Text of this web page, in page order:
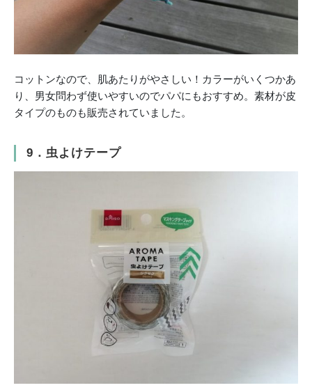
コットンなので、肌あたりがやさしい！カラーがいくつかあ
り、男女問わず使いやすいのでパパにもおすすめ。素材が皮
タイプのものも販売されていました。
9．虫よけテープ